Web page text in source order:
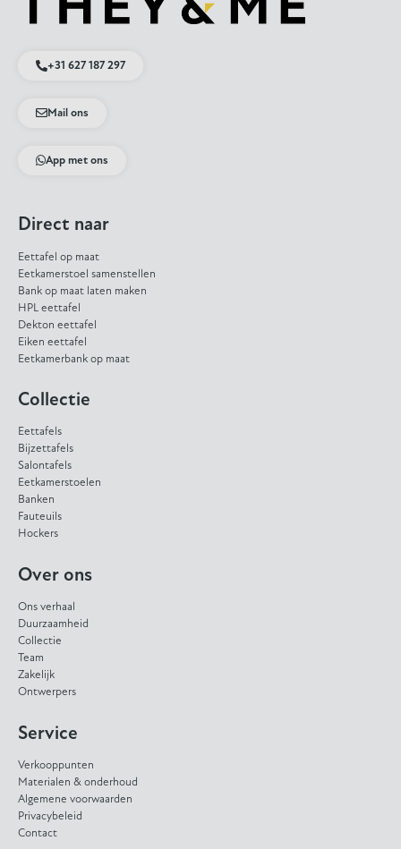
+31 627 187 297
Mail ons
App met ons
Direct naar
Eettafel op maat
Eetkamerstoel samenstellen
Bank op maat laten maken
HPL eettafel
Dekton eettafel
Eiken eettafel
Eetkamerbank op maat
Collectie
Eettafels
Bijzettafels
Salontafels
Eetkamerstoelen
Banken
Fauteuils
Hockers
Over ons
Ons verhaal
Duurzaamheid
Collectie
Team
Zakelijk
Ontwerpers
Service
Verkooppunten
Materialen & onderhoud
Algemene voorwaarden
Privacybeleid
Contact